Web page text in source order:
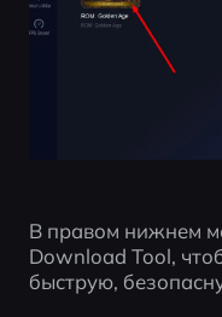
В правом нижнем
Download Tool,
быструю,